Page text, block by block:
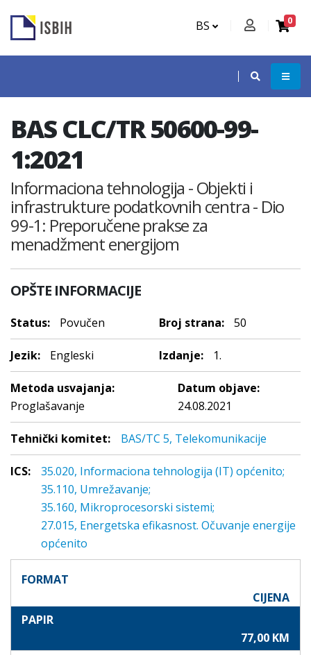
BS 0
BAS CLC/TR 50600-99-
1:2021
Informaciona tehnologija - Objekti i
infrastrukture podatkovnih centra - Dio
99-1: Preporučene prakse za
menadžment energijom
OPŠTE INFORMACIJE
Status: Povučen Broj strana: 50
Jezik: Engleski Izdanje: 1.
Metoda usvajanja:
Proglašavanje
Datum objave:
24.08.2021
Tehnički komitet: BAS/TC 5, Telekomunikacije
ICS:
35.020, Informaciona tehnologija (IT) općenito;
35.110, Umrežavanje;
35.160, Mikroprocesorski sistemi;
27.015, Energetska efikasnost. Očuvanje energije
općenito
FORMAT
CIJENA
PAPIR
77,00 KM